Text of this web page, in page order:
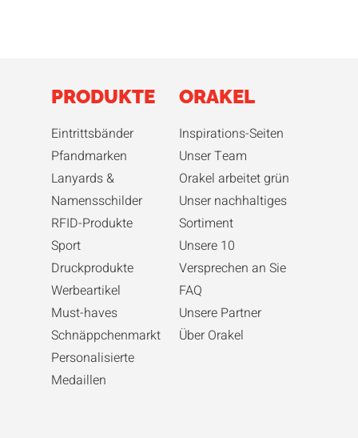
PRODUKTE
Eintrittsbänder
Pfandmarken
Lanyards &
Namensschilder
RFID-Produkte
Sport
Druckprodukte
Werbeartikel
Must-haves
Schnäppchenmarkt
Personalisierte
Medaillen
ORAKEL
Inspirations-Seiten
Unser Team
Orakel arbeitet grün
Unser nachhaltiges
Sortiment
Unsere 10
Versprechen an Sie
FAQ
Unsere Partner
Über Orakel